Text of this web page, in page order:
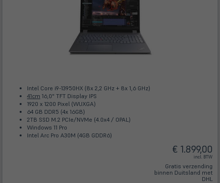
Intel Core i9-13950HX (8x 2,2 GHz + 8x 1,6 GHz)
41cm 16,0" TFT Display IPS
1920 x 1200 Pixel (WUXGA)
64 GB DDR5 (4x 16GB)
2TB SSD M.2 PCIe/NVMe (4.0x4 / OPAL)
Windows 11 Pro
Intel Arc Pro A30M (4GB GDDR6)
€ 1.899,00
incl. BTW
Gratis verzending
binnen Duitsland met
DHL